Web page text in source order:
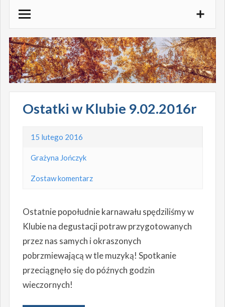
treści
Ostatki w Klubie 9.02.2016r
15 lutego 2016
Grażyna Jończyk
Zostaw komentarz
Ostatnie popołudnie karnawału spędziliśmy w
Klubie na degustacji potraw przygotowanych
przez nas samych i okraszonych
pobrzmiewającą w tle muzyką! Spotkanie
przeciągnęło się do późnych godzin
wieczornych!